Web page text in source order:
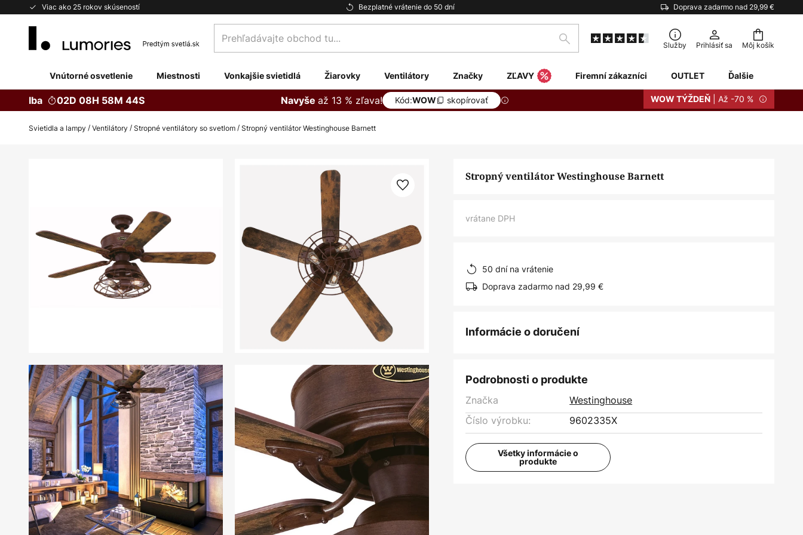
Viac ako 25 rokov skúseností Bezplatné vrátenie do 50 dní Doprava zadarmo nad 29,99 €
Skip
Môj košík
Prehľadávajte
obchod
Hľadať Služby Prihlásiť sa
Vnútorné osvetlenie Miestnosti Vonkajšie svietidlá Žiarovky Ventilátory Značky ZĽAVY Firemní zákazníci OUTLET Ďalšie
Iba 02D 08H 58M 43S Navyše až 13 % zľava! Kód:WOW skopírovať WOW TÝŽDEŇ | Až -70 %
Svietidla a lampy Ventilátory Stropné ventilátory so svetlom Stropný ventilátor Westinghouse Barnett
Stropný ventilátor Westinghouse Barnett
vrátane DPH
50 dní na vrátenie
Doprava zadarmo nad 29,99 €
Informácie o doručení
Podrobnosti o produkte
Značka
Westinghouse
Číslo výrobku:
9602335X
Všetky informácie o
produkte